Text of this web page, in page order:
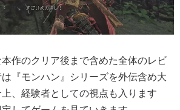
作のクリア後まで含めた全体のレビ
『モンハン』シリーズを外伝含め大
、経験者としての視点も入ります